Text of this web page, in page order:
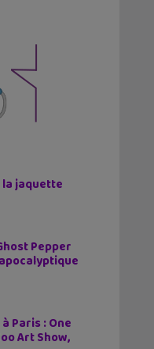
la jaquette
Pepper
Paris : One
Art Show,